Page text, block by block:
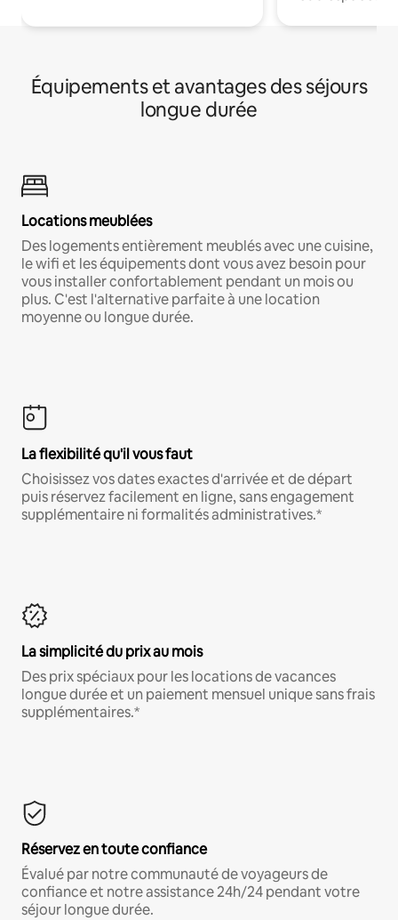
Équipements et avantages des séjours
longue durée
Locations meublées
Des logements entièrement meublés avec une cuisine,
le wifi et les équipements dont vous avez besoin pour
vous installer confortablement pendant un mois ou
plus. C'est l'alternative parfaite à une location
moyenne ou longue durée.
La flexibilité qu'il vous faut
Choisissez vos dates exactes d'arrivée et de départ
puis réservez facilement en ligne, sans engagement
supplémentaire ni formalités administratives.*
La simplicité du prix au mois
Des prix spéciaux pour les locations de vacances
longue durée et un paiement mensuel unique sans frais
supplémentaires.*
Réservez en toute confiance
Évalué par notre communauté de voyageurs de
confiance et notre assistance 24h/24 pendant votre
séjour longue durée.